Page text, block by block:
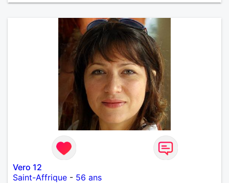
Vero 12
Saint-Affrique - 56 ans